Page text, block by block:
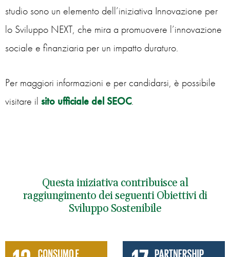
studio sono un elemento dell’iniziativa Innovazione per
lo Sviluppo NEXT, che mira a promuovere l’innovazione
sociale e finanziaria per un impatto duraturo.
Per maggiori informazioni e per candidarsi, è possibile
visitare il sito ufficiale del SEOC.
Questa iniziativa contribuisce al
raggiungimento dei seguenti Obiettivi di
Sviluppo Sostenibile